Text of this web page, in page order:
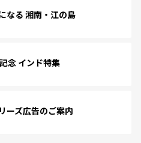
なる 湘南・江の島
念 インド特集
ーズ広告のご案内